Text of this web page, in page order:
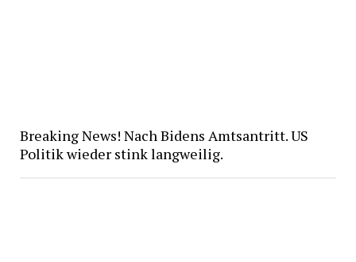
Breaking News! Nach Bidens Amtsantritt. US
Politik wieder stink langweilig.